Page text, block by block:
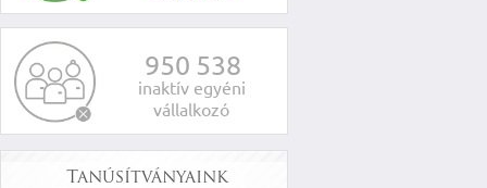
950 538
inaktív egyéni
vállalkozó
Tanúsítványaink